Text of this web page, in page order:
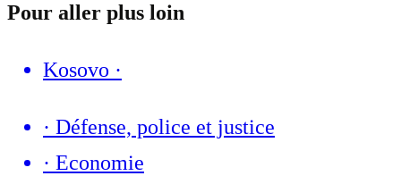
Pour aller plus loin
Kosovo ·
· Défense, police et justice
· Economie